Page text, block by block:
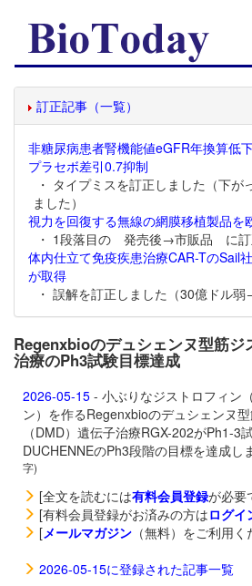
訂正記事（一覧）
非糖尿病患者腎機能値eGFR年換算低
プラセボ差引0.7抑制
・ タイプミスを訂正しました（下
ました）
視力を回復する無線の網膜移植製品を
・ 1段落目の 発売後→市販品 に訂
体内仕立て免疫疾患治療CAR-TのSail
が取得
・ 誤解を訂正しました（30億ドル弱
Regenxbioのデュシェンヌ型筋ジ
治療のPh3試験目標達成
2026-05-15 - 小ぶりなジストロフィン
ン）を作るRegenxbioのデュシェンヌ
（DMD）遺伝子治療RGX-202がPh1-3
DUCHENNEのPh3段階の目標を達成し
字)
[全文を読むには有料会員登録が必要
[有料会員登録がお済みの方はログイ
[メールマガジン （無料）をご利用く
2026-05-15に登録された記事一覧